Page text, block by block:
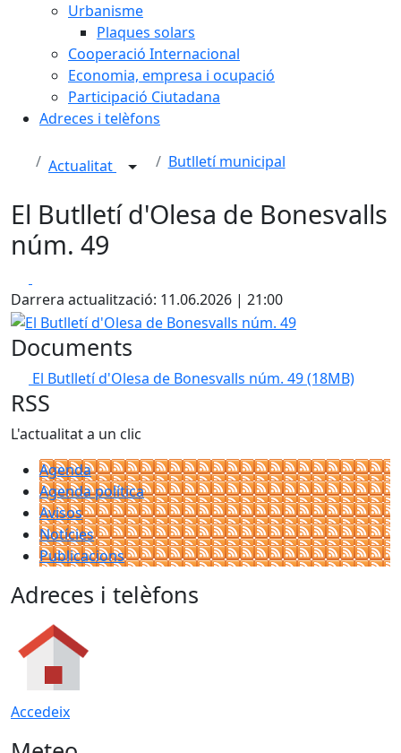
Urbanisme
Plaques solars
Cooperació Internacional
Economia, empresa i ocupació
Participació Ciutadana
Adreces i telèfons
Actualitat Butlletí municipal
El Butlletí d'Olesa de Bonesvalls
núm. 49
Darrera actualització: 11.06.2026 | 21:00
El Butlletí d'Olesa de Bonesvalls núm. 49
Documents
El Butlletí d'Olesa de Bonesvalls núm. 49(18MB)
RSS
L'actualitat a un clic
Agenda
Agenda política
Avisos
Notícies
Publicacions
Adreces i telèfons
Accedeix